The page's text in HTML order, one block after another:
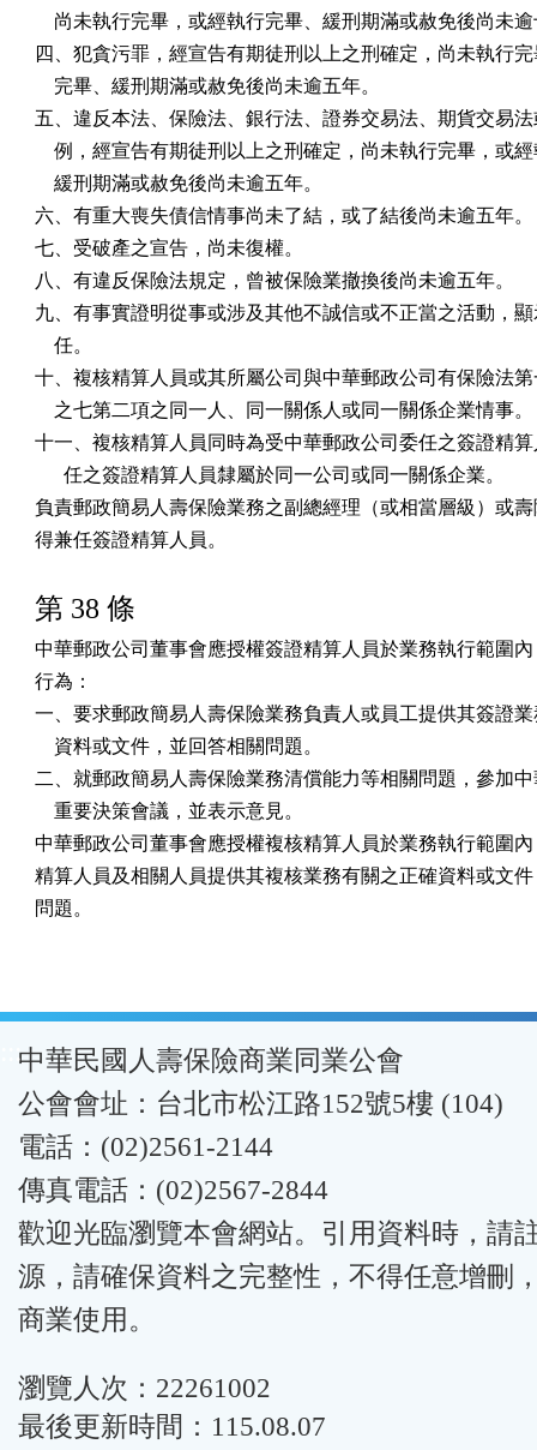
尚未執行完畢，或經執行完畢、緩刑期滿或赦免後尚未
四、犯貪污罪，經宣告有期徒刑以上之刑確定，尚未執行
    完畢、緩刑期滿或赦免後尚未逾五年。
五、違反本法、保險法、銀行法、證券交易法、期貨交易
例，經宣告有期徒刑以上之刑確定，尚未執行完畢，或
    緩刑期滿或赦免後尚未逾五年。
六、有重大喪失債信情事尚未了結，或了結後尚未逾五年。
七、受破產之宣告，尚未復權。
八、有違反保險法規定，曾被保險業撤換後尚未逾五年。
九、有事實證明從事或涉及其他不誠信或不正當之活動，
    任。
十、複核精算人員或其所屬公司與中華郵政公司有保險法
    之七第二項之同一人、同一關係人或同一關係企業情事。
十一、複核精算人員同時為受中華郵政公司委任之簽證精
      任之簽證精算人員隸屬於同一公司或同一關係企業。
負責郵政簡易人壽保險業務之副總經理（或相當層級）或
得兼任簽證精算人員。
第 38 條
中華郵政公司董事會應授權簽證精算人員於業務執行範圍
行為：
一、要求郵政簡易人壽保險業務負責人或員工提供其簽證
    資料或文件，並回答相關問題。
二、就郵政簡易人壽保險業務清償能力等相關問題，參加
    重要決策會議，並表示意見。
中華郵政公司董事會應授權複核精算人員於業務執行範圍
精算人員及相關人員提供其複核業務有關之正確資料或文
問題。
:::中華民國人壽保險商業同業公會
公會會址：台北市松江路152號5樓 (104)
電話：(02)2561-2144
傳真電話：(02)2567-2844
歡迎光臨瀏覽本會網站。引用資料時，請
源，請確保資料之完整性，不得任意增刪
商業使用。
瀏覽人次：22261002
最後更新時間：115.08.07